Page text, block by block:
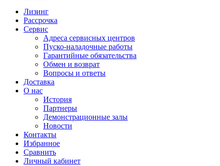
Лизинг
Рассрочка
Сервис
Адреса сервисных центров
Пуско-наладочные работы
Гарантийные обязательства
Обмен и возврат
Вопросы и ответы
Доставка
О нас
История
Партнеры
Демонстрационные залы
Новости
Контакты
Избранное
Сравнить
Личный кабинет